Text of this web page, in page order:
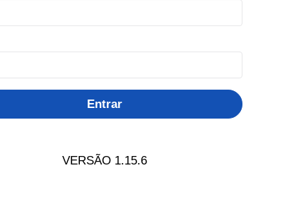
Entrar
VERSÃO 1.15.6